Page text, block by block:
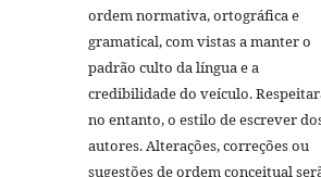
ordem normativa, ortográfica e
gramatical, com vistas a manter o
padrão culto da língua e a
credibilidade do veículo.
no entanto, o estilo de escrever
autores. Alterações, correções ou
sugestões de ordem conceitual